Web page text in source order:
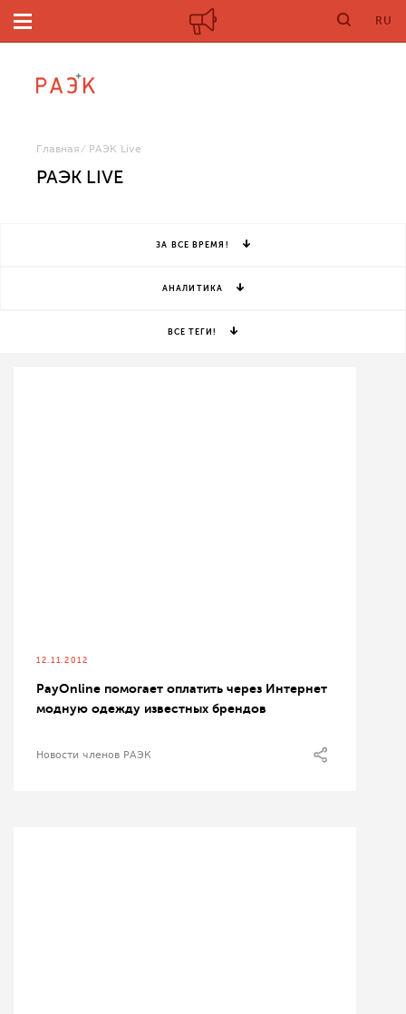
RU
Главная РАЭК Live
РАЭК LIVE
ЗА ВСЕ ВРЕМЯ!
АНАЛИТИКА
ВСЕ ТЕГИ!
12.11.2012
PayOnline помогает оплатить через Интернет
модную одежду известных брендов
Новости членов РАЭК